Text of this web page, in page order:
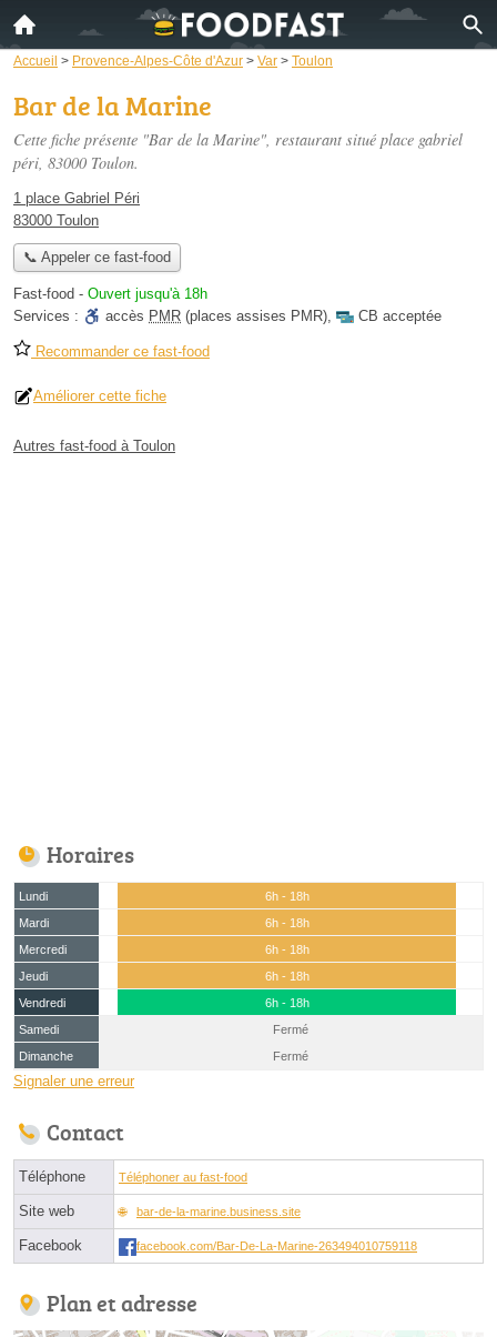
Accueil > Provence-Alpes-Côte d'Azur > Var > Toulon
Bar de la Marine
Cette fiche présente "Bar de la Marine", restaurant situé place gabriel
péri, 83000 Toulon.
1 place Gabriel Péri
83000 Toulon
📞 Appeler ce fast-food
Fast-food - Ouvert jusqu'à 18h
Services :
accès PMR (places assises PMR), CB acceptée
Recommander ce fast-food
Améliorer cette fiche
Autres fast-food à Toulon
Horaires
Lundi
6h - 18h
Mardi
6h - 18h
Mercredi
6h - 18h
Jeudi
6h - 18h
Vendredi
6h - 18h
Samedi
Fermé
Dimanche
Fermé
Signaler une erreur
Contact
Téléphone Téléphoner au fast-food
Site web bar-de-la-marine.business.site
Facebook facebook.com/Bar-De-La-Marine-263494010759118
Plan et adresse